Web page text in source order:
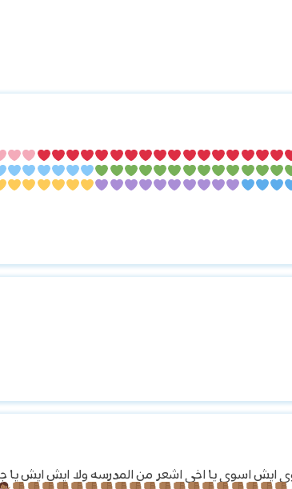
ايش اسوي يا اخي اشعر من المدرسه ولا ايش ايش يا